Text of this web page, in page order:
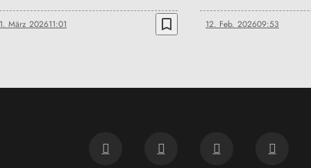
März 202611:01 bookmark_border 12. Feb. 202609:53